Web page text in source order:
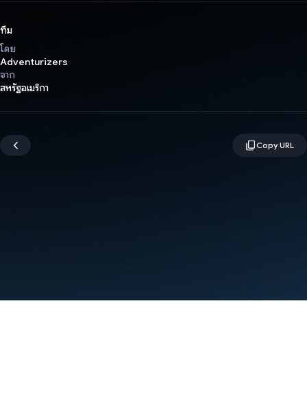
ทีม
โดย
Adventurizers
จาก
สหรัฐอเมริกา